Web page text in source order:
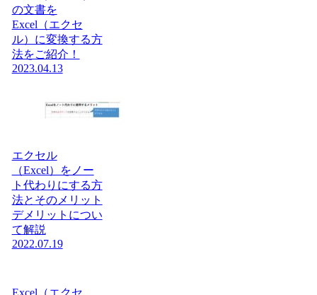
の文書を
Excel（エクセ
ル）に変換する方
法をご紹介！
2023.04.13
エクセル
（Excel）をノー
ト代わりにする方
法とそのメリット
デメリットについ
て解説
2022.07.19